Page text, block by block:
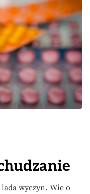
wyczyn. Wie o